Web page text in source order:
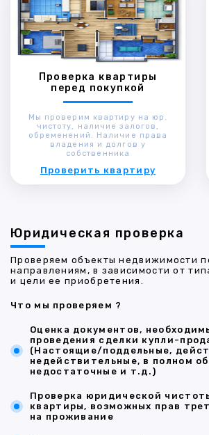
Проверка квартиры
перед покупкой
Мы проверим квартиру на юр.
чистоту, наличие залогов,
обременений. Наличие права
владения и долгов у
собственника
Проверить квартиру
Юридическая проверка
Проверяем объекты недвижимости
направлениям, в зависимости от
и цели ее приобретения.
Что мы проверяем ?
Оценка документов,
проведения сделки купли-
(Настоящие/поддельные,
недействительные, в полном
недостаточные и т.д.)
Проверка юридической
квартиры, возможных прав
на проживание